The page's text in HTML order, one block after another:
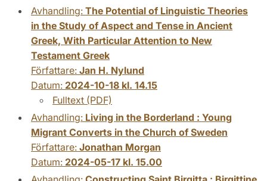
Avhandling: The Potential of Linguistic Theories
in the Study of Aspect and Tense in Ancient
Greek, With Particular Attention to New
Testament Greek
Författare: Jan H. Nylund
Datum: 2024-10-18 kl. 14.15
Fulltext (PDF)
Avhandling: Living in the Borderland : Young
Migrant Converts in the Church of Sweden
Författare: Jonathan Morgan
Datum: 2024-05-17 kl. 15.00